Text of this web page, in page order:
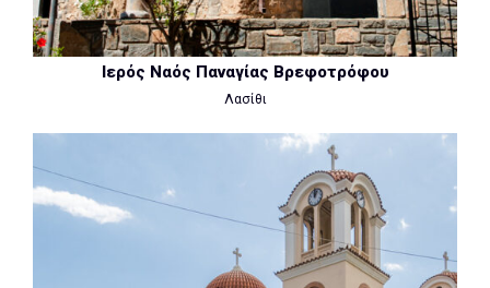
Ιερός Ναός Παναγίας Βρεφοτρόφου
Λασίθι